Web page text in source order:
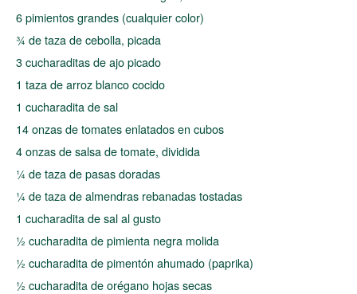
6 pimientos grandes (cualquier color)
¾ de taza de cebolla, picada
3 cucharaditas de ajo picado
1 taza de arroz blanco cocido
1 cucharadita de sal
14 onzas de tomates enlatados en cubos
4 onzas de salsa de tomate, dividida
¼ de taza de pasas doradas
¼ de taza de almendras rebanadas tostadas
1 cucharadita de sal al gusto
½ cucharadita de pimienta negra molida
½ cucharadita de pimentón ahumado (paprika)
½ cucharadita de orégano hojas secas